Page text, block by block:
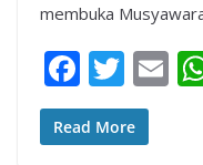
membuka
F
ac
e
T
w
itt
E
Read More